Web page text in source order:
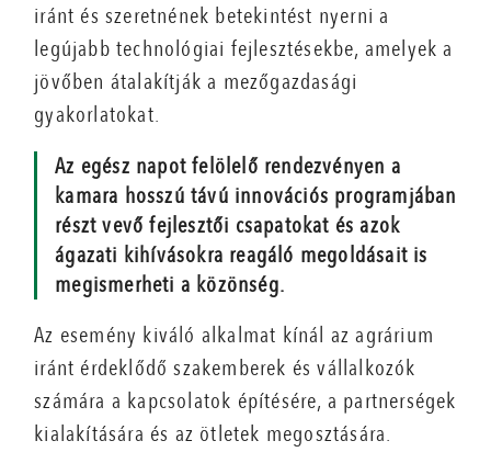
iránt és szeretnének betekintést nyerni a
legújabb technológiai fejlesztésekbe, amelyek a
jövőben átalakítják a mezőgazdasági
gyakorlatokat.
Az egész napot felölelő rendezvényen a
kamara hosszú távú innovációs programjában
részt vevő fejlesztői csapatokat és azok
ágazati kihívásokra reagáló megoldásait is
megismerheti a közönség.
Az esemény kiváló alkalmat kínál az agrárium
iránt érdeklődő szakemberek és vállalkozók
számára a kapcsolatok építésére, a partnerségek
kialakítására és az ötletek megosztására.